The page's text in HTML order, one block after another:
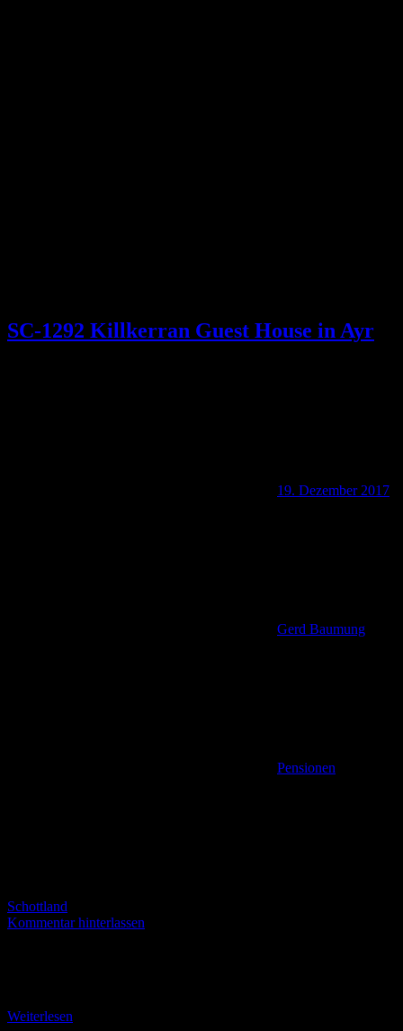
SC-1292 Killkerran Guest House in Ayr
19. Dezember 2017
Gerd Baumung
Pensionen
Schottland
Kommentar hinterlassen
Weiterlesen